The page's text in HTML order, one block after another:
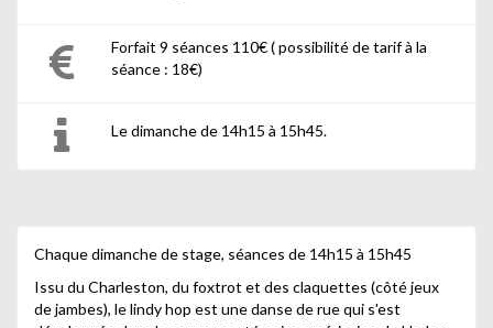
Forfait 9 séances 110€ ( possibilité de tarif à la
séance : 18€)
Le dimanche de 14h15 à 15h45.
Chaque dimanche de stage, séances de 14h15 à 15h45
Issu du Charleston, du foxtrot et des claquettes (côté jeux
de jambes), le lindy hop est une danse de rue qui s'est